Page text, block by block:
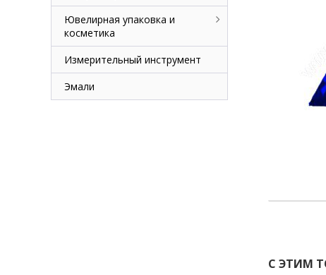
С ЭТИМ
Ювелирная упаковка и
косметика
Измерительный инструмент
Эмали